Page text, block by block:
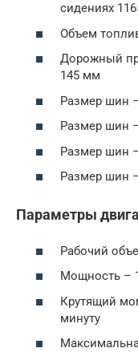
сидениях
Объем
Дорожный
145 мм
Размер шин
Размер шин
Размер шин
Размер шин
Параметры
Рабочий
Мощность –
Крутящий
минуту